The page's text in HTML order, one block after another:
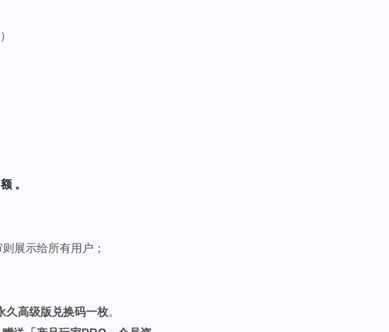
。
展示给所有用户；
久高级版兑换码一枚。